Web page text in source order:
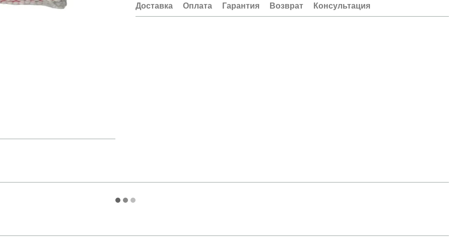
Доставка Оплата Гарантия Возврат Консультация